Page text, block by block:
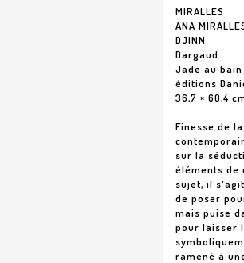
MIRALLES
ANA
DJINN
Dargaud
Jade au
éditions
36,7 × 60,4
Finesse de
sur la
éléments de
sujet, il
de poser
mais puise
pour laisser
ramené à